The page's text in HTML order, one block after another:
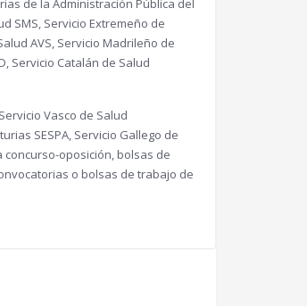
de la Administración Pública del
SMS, Servicio Extremeño de
AVS, Servicio Madrileño de
Servicio Catalán de Salud
Vasco de Salud
SESPA, Servicio Gallego de
concurso-oposición, bolsas de
o bolsas de trabajo de